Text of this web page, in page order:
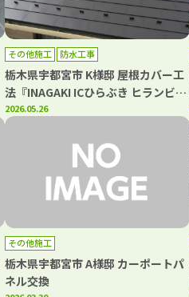
その他施工 防水工事
栃木県宇都宮市 K様邸 屋根カバー工
法『INAGAKI ICひらぶき ヒランビー
220』
2026.05.26
その他施工
栃木県宇都宮市 A様邸 カーポートパ
ネル交換